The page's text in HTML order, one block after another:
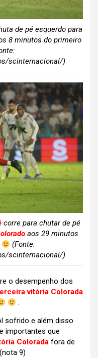
de pé esquerdo para
8 minutos do primeiro
scinternacional/)
corre para chutar de pé
aos 29 minutos
(Fonte:
scinternacional/)
o desempenho dos
vitória Colorada
:
sofrido e além disso
importantes que
Colorada fora de
(nota 9)